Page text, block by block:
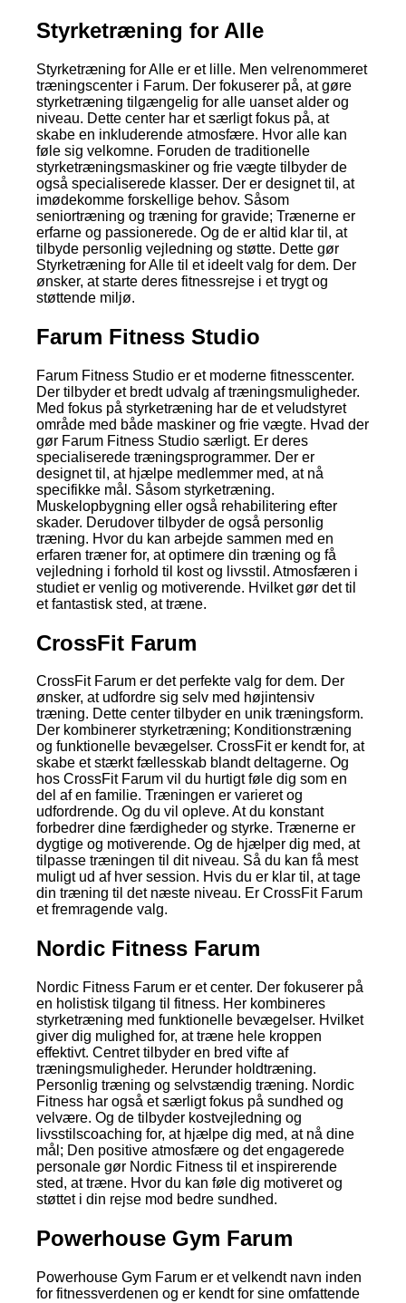
Styrketræning for Alle
Styrketræning for Alle er et lille. Men velrenommeret
træningscenter i Farum. Der fokuserer på, at gøre
styrketræning tilgængelig for alle uanset alder og
niveau. Dette center har et særligt fokus på, at
skabe en inkluderende atmosfære. Hvor alle kan
føle sig velkomne. Foruden de traditionelle
styrketræningsmaskiner og frie vægte tilbyder de
også specialiserede klasser. Der er designet til, at
imødekomme forskellige behov. Såsom
seniortræning og træning for gravide; Trænerne er
erfarne og passionerede. Og de er altid klar til, at
tilbyde personlig vejledning og støtte. Dette gør
Styrketræning for Alle til et ideelt valg for dem. Der
ønsker, at starte deres fitnessrejse i et trygt og
støttende miljø.
Farum Fitness Studio
Farum Fitness Studio er et moderne fitnesscenter.
Der tilbyder et bredt udvalg af træningsmuligheder.
Med fokus på styrketræning har de et veludstyret
område med både maskiner og frie vægte. Hvad der
gør Farum Fitness Studio særligt. Er deres
specialiserede træningsprogrammer. Der er
designet til, at hjælpe medlemmer med, at nå
specifikke mål. Såsom styrketræning.
Muskelopbygning eller også rehabilitering efter
skader. Derudover tilbyder de også personlig
træning. Hvor du kan arbejde sammen med en
erfaren træner for, at optimere din træning og få
vejledning i forhold til kost og livsstil. Atmosfæren i
studiet er venlig og motiverende. Hvilket gør det til
et fantastisk sted, at træne.
CrossFit Farum
CrossFit Farum er det perfekte valg for dem. Der
ønsker, at udfordre sig selv med højintensiv
træning. Dette center tilbyder en unik træningsform.
Der kombinerer styrketræning; Konditionstræning
og funktionelle bevægelser. CrossFit er kendt for, at
skabe et stærkt fællesskab blandt deltagerne. Og
hos CrossFit Farum vil du hurtigt føle dig som en
del af en familie. Træningen er varieret og
udfordrende. Og du vil opleve. At du konstant
forbedrer dine færdigheder og styrke. Trænerne er
dygtige og motiverende. Og de hjælper dig med, at
tilpasse træningen til dit niveau. Så du kan få mest
muligt ud af hver session. Hvis du er klar til, at tage
din træning til det næste niveau. Er CrossFit Farum
et fremragende valg.
Nordic Fitness Farum
Nordic Fitness Farum er et center. Der fokuserer på
en holistisk tilgang til fitness. Her kombineres
styrketræning med funktionelle bevægelser. Hvilket
giver dig mulighed for, at træne hele kroppen
effektivt. Centret tilbyder en bred vifte af
træningsmuligheder. Herunder holdtræning.
Personlig træning og selvstændig træning. Nordic
Fitness har også et særligt fokus på sundhed og
velvære. Og de tilbyder kostvejledning og
livsstilscoaching for, at hjælpe dig med, at nå dine
mål; Den positive atmosfære og det engagerede
personale gør Nordic Fitness til et inspirerende
sted, at træne. Hvor du kan føle dig motiveret og
støttet i din rejse mod bedre sundhed.
Powerhouse Gym Farum
Powerhouse Gym Farum er et velkendt navn inden
for fitnessverdenen og er kendt for sine omfattende